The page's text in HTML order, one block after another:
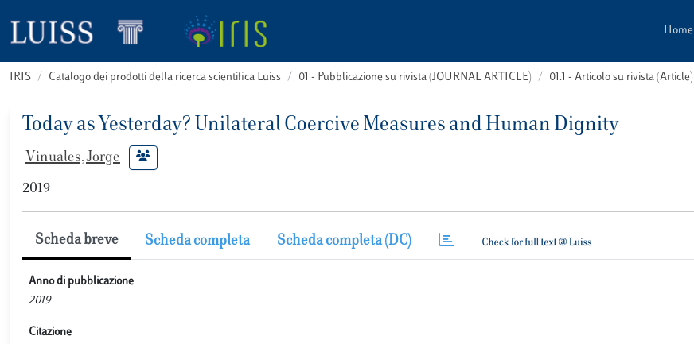
Home
IRIS Catalogo dei prodotti della ricerca scientifica Luiss 01 - Pubblicazione su rivista (JOURNAL ARTICLE) 01.1 - Articolo su rivista (Article)
Today as Yesterday? Unilateral Coercive Measures and Human Dignity
Vinuales, Jorge
2019
Scheda breve Scheda completa Scheda completa (DC)
Anno di pubblicazione
2019
Citazione